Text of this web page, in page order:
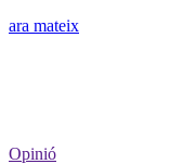
ara mateix
Opinió